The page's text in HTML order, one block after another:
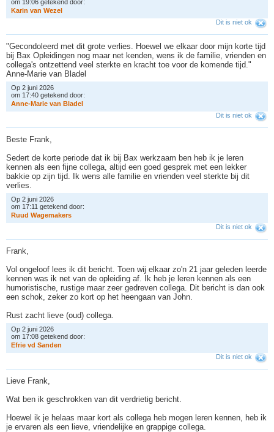
om 19:06 getekend door:
Karin van Wezel
Dit is niet ok
"Gecondoleerd met dit grote verlies. Hoewel we elkaar door mijn korte tijd
bij Bax Opleidingen nog maar net kenden, wens ik de familie, vrienden en
collega's ontzettend veel sterkte en kracht toe voor de komende tijd."
Anne-Marie van Bladel
Op 2 juni 2026
om 17:40 getekend door:
Anne-Marie van Bladel
Dit is niet ok
Beste Frank,
Sedert de korte periode dat ik bij Bax werkzaam ben heb ik je leren
kennen als een fijne collega, altijd een goed gesprek met een lekker
bakkie op zijn tijd. Ik wens alle familie en vrienden veel sterkte bij dit
verlies.
Op 2 juni 2026
om 17:11 getekend door:
Ruud Wagemakers
Dit is niet ok
Frank,
Vol ongeloof lees ik dit bericht. Toen wij elkaar zo'n 21 jaar geleden leerde
kennen was ik net van de opleiding af. Ik heb je leren kennen als een
humoristische, rustige maar zeer gedreven collega. Dit bericht is dan ook
een schok, zeker zo kort op het heengaan van John.
Rust zacht lieve (oud) collega.
Op 2 juni 2026
om 17:08 getekend door:
Efrie vd Sanden
Dit is niet ok
Lieve Frank,
Wat ben ik geschrokken van dit verdrietig bericht.
Hoewel ik je helaas maar kort als collega heb mogen leren kennen, heb ik
je ervaren als een lieve, vriendelijke en grappige collega.